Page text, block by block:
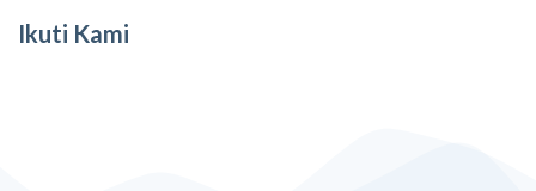
Ikuti Kami